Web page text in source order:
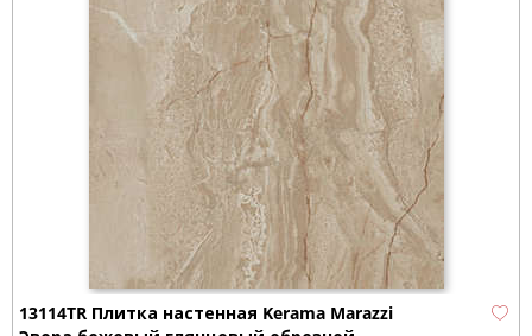
13114TR Плитка настенная Kerama Marazzi